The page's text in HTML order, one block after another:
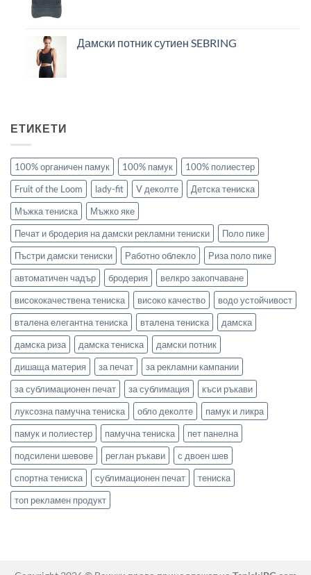
Дамски потник сутиен SEBRING
ЕТИКЕТИ
100% органичен памук 100% памук
100% полиестер
Fruit of the Loom
lady-fit V деколте
Детска тениска
Мъжка тениска
Мъжко яке
Печат и бродерия на дамски рекламни тениски
Поло пике
Пъстри дамски тениски
Работно облекло
Риза поло пике
автоматичен чадър
бродерия
велкро закопчаване
висококачествена тениска
високо качество
водо устойчивост
вталена елегантна тениска
вталена тениска
дамска
дамска риза
дамска тениска
дамски потник
дишаща материя
за печат
за рекламни кампании
за сублимационен печат
за сублимация
къси ръкави
луксозна памучна тениска
обло деколте
памук и ликра
памук и полиестер
памучна тениска
пет панелна
подсилени шевове
реглан ръкави
с двоен шев
спортна тениска
сублимационен печат
тениска
топ рекламен продукт